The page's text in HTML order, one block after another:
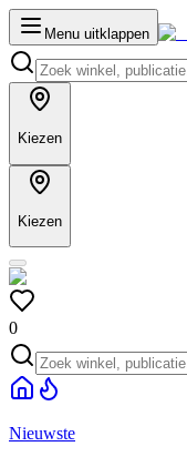
Menu uitklappen
Kiezen
Kiezen
0
Nieuwste